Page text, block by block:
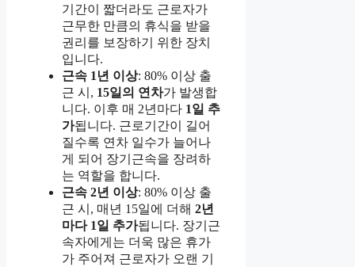
기간이 짧더라도 근로자가
근무한 만큼의 휴식을 받을
권리를 보장하기 위한 장치
입니다.
근속 1년 이상: 80% 이상 출
근 시, 15일의 연차가 발생합
니다. 이후 매 2년마다 1일 추
가됩니다. 근로기간이 길어
질수록 연차 일수가 늘어나
게 되어 장기근속을 장려하
는 역할을 합니다.
근속 2년 이상: 80% 이상 출
근 시, 매년 15일에 더해 2년
마다 1일 추가됩니다. 장기근
속자에게는 더욱 많은 휴가
가 주어져 근로자가 오랜 기